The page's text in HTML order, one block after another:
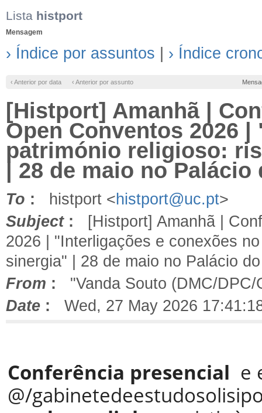
Lista histport
Mensagem
› Índice por assuntos › Índice
‹ Anterior por data ‹ Anterior por assunto
[Histport] Amanhã |
Open Conventos 2026
património religioso:
| 28 de maio no Palácio
To : histport <histport@uc.pt>
Subject: [Histport] Amanhã |
2026 | "Interligações e conexões
sinergia" | 28 de maio no Palácio
From : "Vanda Souto (DMC/DPC/
Date : Wed, 27 May 2026
Conferência presencial e
@/